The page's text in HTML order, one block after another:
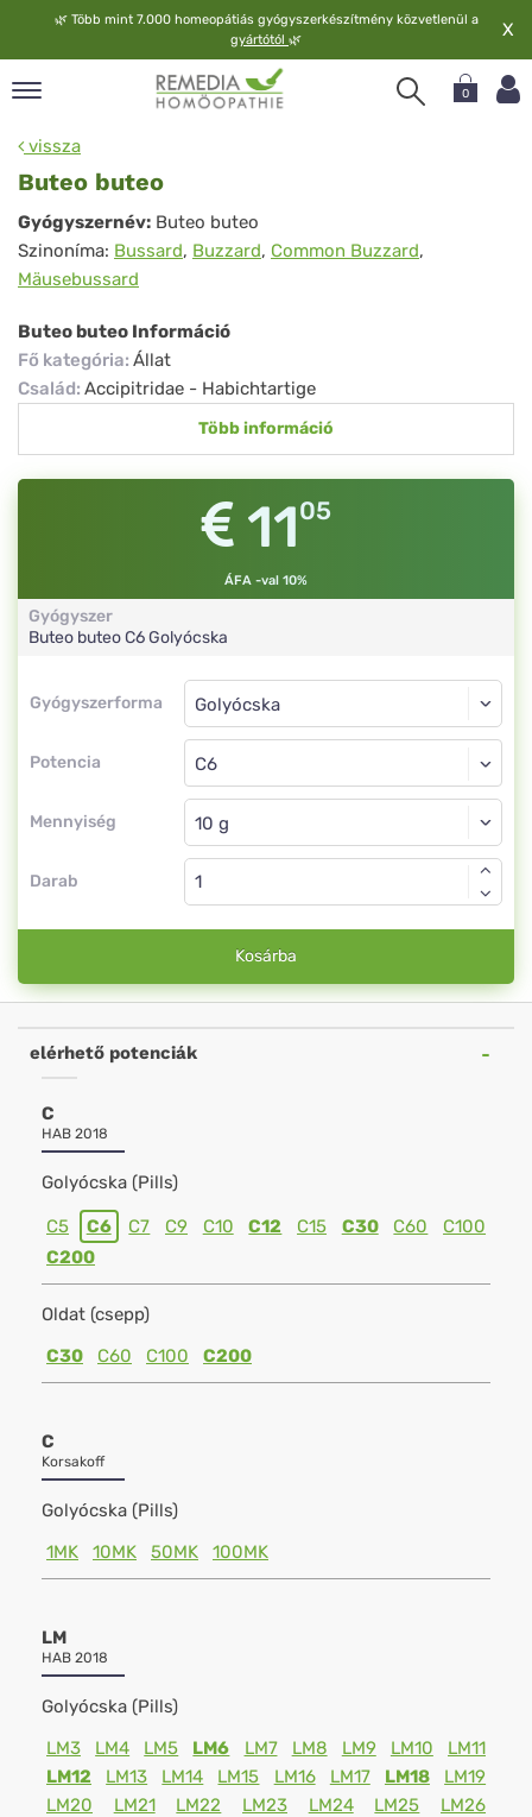
🌿 Több mint 7.000 homeopátiás gyógyszerkészítmény közvetlenül a
gyártótól 🌿 X
0
vissza
Buteo buteo
Buteo
buteo
Gyógyszernév: Buteo buteo
Szinoníma: Bussard, Buzzard, Common Buzzard,
Mäusebussard
Buteo buteo Információ
Fő kategória: Állat
Család: Accipitridae - Habichtartige
Több információ
1105
ÁFA -val 10%
Gyógyszer
Buteo buteoC6Golyócska
Gyógyszerforma
Gyógyszerforma
Potencia
Golyócska
C6
Mennyiség
Golyócska
Darab
Kosárba
elérhető potenciák
C
HAB 2018
Golyócska (Pills)
C5 C6 C7 C9 C10 C12 C15 C30 C60
C100
C200
Oldat (csepp)
C30
C60 C100 C200
C
Korsakoff
Golyócska (Pills)
1MK
10MK 50MK 100MK
LM
HAB 2018
Golyócska (Pills)
LM3
LM4 LM5 LM6 LM7 LM8 LM9 LM10
LM11
LM12
LM13 LM14 LM15 LM16 LM17 LM18
LM19
LM20
LM21 LM22 LM23 LM24 LM25
LM26